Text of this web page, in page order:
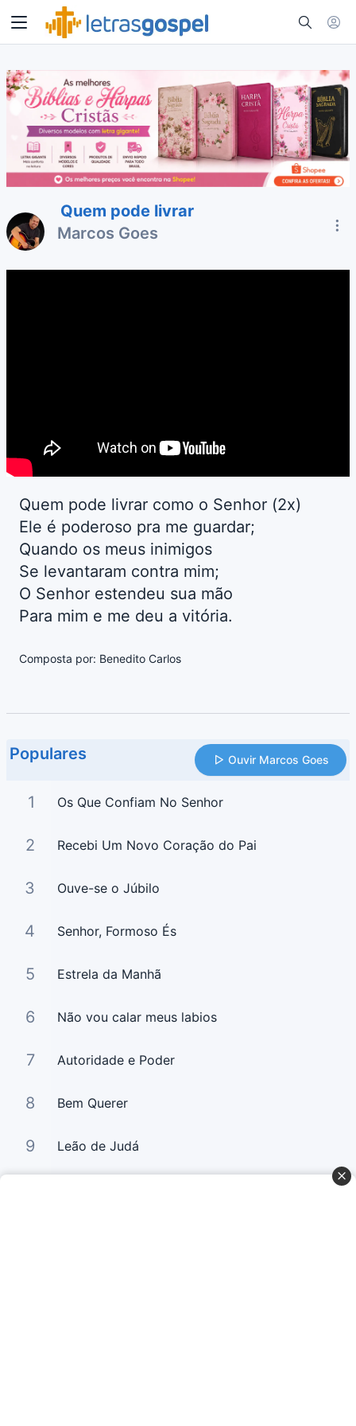
Quem pode livrar
Marcos Goes
Quem pode livrar como o Senhor (2x)
Ele é poderoso pra me guardar;
Quando os meus inimigos
Se levantaram contra mim;
O Senhor estendeu sua mão
Para mim e me deu a vitória.
Composta por: Benedito Carlos
Populares Ouvir Marcos Goes
1 Os Que Confiam No Senhor
2 Recebi Um Novo Coração do Pai
3 Ouve-se o Júbilo
4 Senhor, Formoso És
5 Estrela da Manhã
6 Não vou calar meus labios
7 Autoridade e Poder
8 Bem Querer
9 Leão de Judá